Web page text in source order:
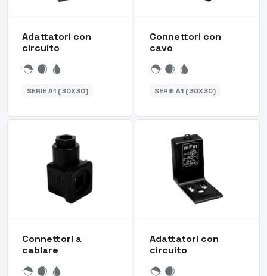
Adattatori con
circuito
SERIE A1 (30X30)
Connettori con
cavo
SERIE A1 (30X30)
Connettori a
cablare
Adattatori con
circuito